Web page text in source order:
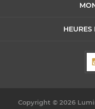
HEURES
Copyright © 2026